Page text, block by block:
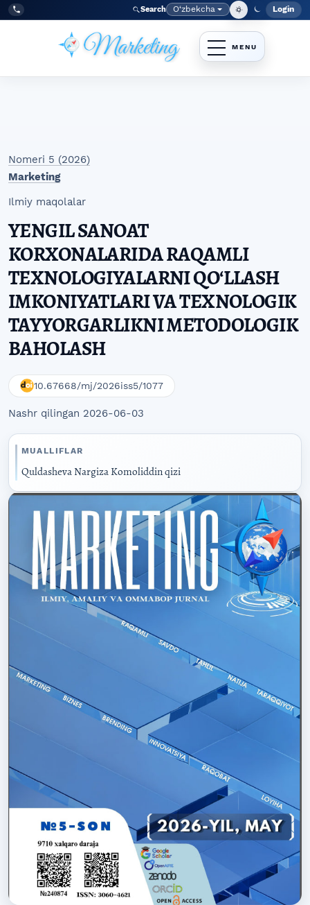
Skip to main navigation menu
Skip to main content
Skip to site footer
Tel:
+998977838464 Search Language
O‘zbekcha Login
Nomeri 5 (2026)
Marketing
Ilmiy maqolalar
YENGIL SANOAT
KORXONALARIDA RAQAMLI
TEXNOLOGIYALARNI QOʻLLASH
IMKONIYATLARI VA TEXNOLOGIK
TAYYORGARLIKNI METODOLOGIK
BAHOLASH
10.67668/mj/2026iss5/1077
Nashr qilingan 2026-06-03
MUALLIFLAR
Quldasheva Nargiza Komoliddin qizi